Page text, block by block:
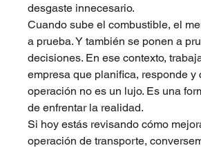
desgaste innecesario.
Cuando sube el combustible, el
a prueba. Y también se ponen a
decisiones. En ese contexto,
empresa que planifica, responde y
operación no es un lujo. Es una
de enfrentar la realidad.
Si hoy estás revisando cómo
operación de transporte,